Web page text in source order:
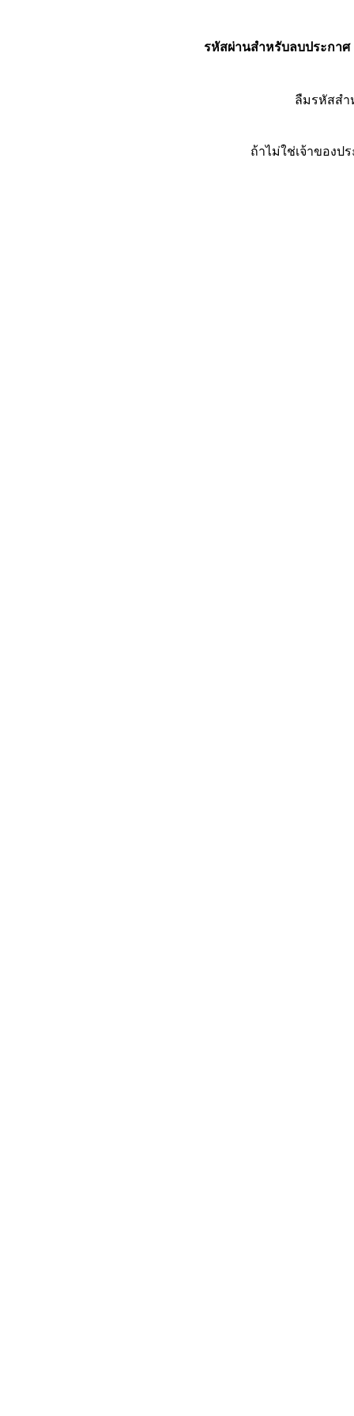
รหัสผ่านสำหรับลบประกาศ
ลืมรหัสส
ถ้าไม่ใช่เจ้าของป